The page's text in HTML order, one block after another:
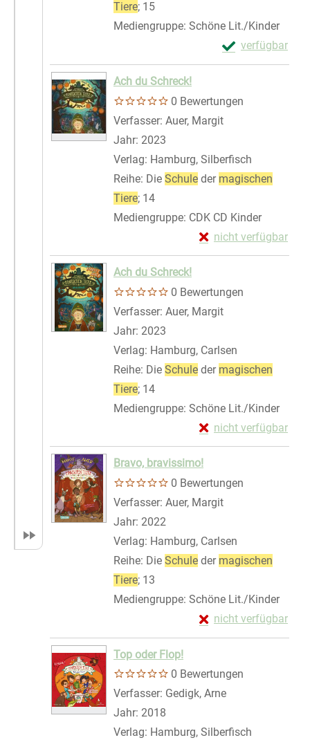
Tiere; 15
Mediengruppe: Schöne Lit./Kinder
verfügbar
Exemplar-
Zum Download
Ach du Schreck!
0 Bewertungen
Verfasser: Auer, Margit
Jahr: 2023
Verlag: Hamburg, Silberfisch
Reihe: Die Schule der magischen
Tiere; 14
Mediengruppe: CDK CD Kinder
nicht verfügbar
Exemplar-Details
Zum Download von
Ach du Schreck!
0 Bewertungen
Verfasser: Auer, Margit
Jahr: 2023
Verlag: Hamburg, Carlsen
Reihe: Die Schule der magischen
Tiere; 14
Mediengruppe: Schöne Lit./Kinder
nicht verfügbar
Exemplar-Details
Zum Download von
Bravo, bravissimo!
0 Bewertungen
Verfasser: Auer, Margit
Jahr: 2022
Verlag: Hamburg, Carlsen
Reihe: Die Schule der magischen
Tiere; 13
Mediengruppe: Schöne Lit./Kinder
nicht verfügbar
Exemplar-Details
Zum Download von
Top oder Flop!
0 Bewertungen
Verfasser: Gedigk, Arne
Jahr: 2018
Verlag: Hamburg, Silberfisch